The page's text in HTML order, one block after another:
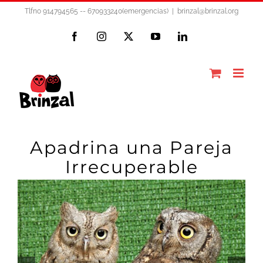
Tlfno 914794565 -- 670933240(emergencias) brinzal@brinzal.org
FacebookInstagram YouTubeLinkedIn
Apadrina una Pareja
Irrecuperable